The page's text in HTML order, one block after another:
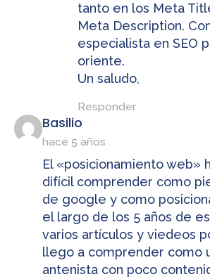
tanto en los Meta
Meta Description.
especialista en SEO
oriente.
Un saludo,
Responder
Basilio
hace 5 años
El «posicionamiento web»
difícil comprender como
de google y como
el largo de los 5 años de
varios artículos y viedeos
llego a comprender como
antenista con poco